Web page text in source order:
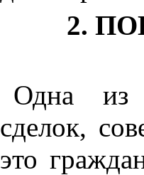
2.
Одна из
сделок,
это